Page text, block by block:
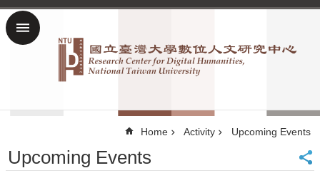
Skip to main content
NTU
導
Home Activity Upcoming Events
Upcoming Events